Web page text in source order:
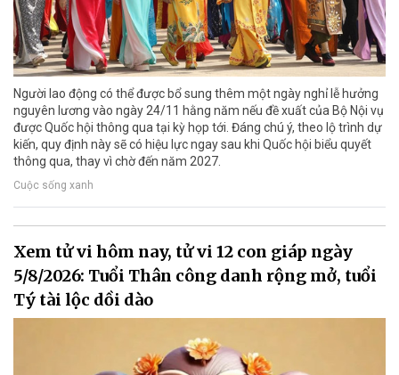
Người lao động có thể được bổ sung thêm một ngày nghỉ lễ hưởng
nguyên lương vào ngày 24/11 hằng năm nếu đề xuất của Bộ Nội vụ
được Quốc hội thông qua tại kỳ họp tới. Đáng chú ý, theo lộ trình dự
kiến, quy định này sẽ có hiệu lực ngay sau khi Quốc hội biểu quyết
thông qua, thay vì chờ đến năm 2027.
Cuộc sống xanh
Xem tử vi hôm nay, tử vi 12 con giáp ngày
5/8/2026: Tuổi Thân công danh rộng mở, tuổi
Tý tài lộc dồi dào